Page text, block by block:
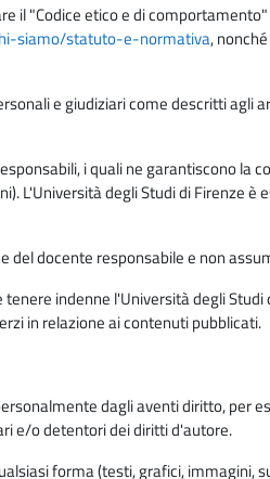
"Codice etico e di
siamo/statuto-e-normativa,
e giudiziari come descritti agli
i quali ne garantiscono la
degli Studi di Firenze
docente responsabile e non
indenne l'Università degli
in relazione ai contenuti pubblicati.
dagli aventi diritto, per
e/o detentori dei diritti d'autore.
forma (testi, grafici, immagini,